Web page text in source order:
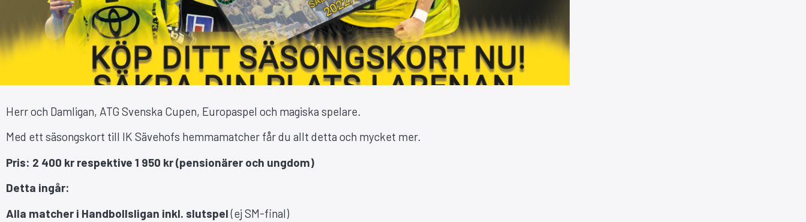
Herr och Damligan, ATG Svenska Cupen, Europaspel och magiska spelare.
Med ett säsongskort till IK Sävehofs hemmamatcher får du allt detta och mycket mer.
Pris: 2 400 kr respektive 1 950 kr (pensionärer och ungdom)
Detta ingår:
Alla matcher i Handbollsligan inkl. slutspel(ej SM-final)